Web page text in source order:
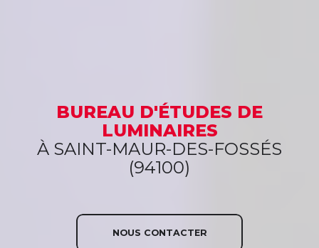
BUREAU D'ÉTUDES DE
LUMINAIRES
À SAINT-MAUR-DES-FOSSÉS
(94100)
NOUS CONTACTER